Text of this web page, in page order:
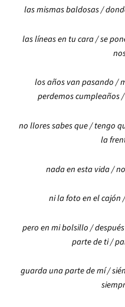
las mismas baldosas /
las líneas en tu cara / se
los años van pasando /
perdemos cumpleaños
no llores sabes que / tengo
la
nada en esta vida /
ni la foto en el cajón
pero en mi bolsillo /
parte de ti /
guarda una parte de mí /